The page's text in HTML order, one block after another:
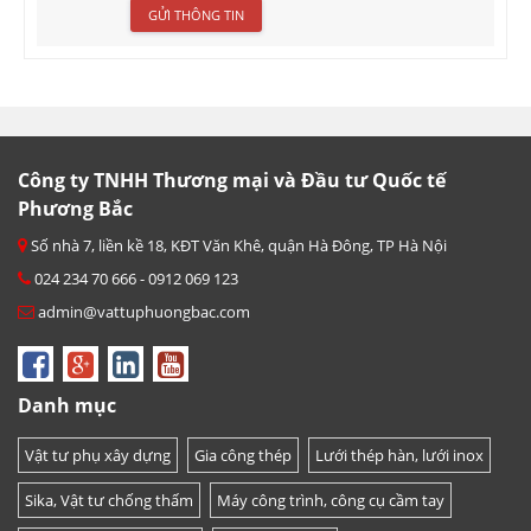
Công ty TNHH Thương mại và Đầu tư Quốc tế
Phương Bắc
Số nhà 7, liền kề 18, KĐT Văn Khê, quận Hà Đông, TP Hà Nội
024 234 70 666 - 0912 069 123
admin@vattuphuongbac.com
Danh mục
Vật tư phụ xây dựng Gia công thép Lưới thép hàn, lưới inox
Sika, Vật tư chống thấm Máy công trình, công cụ cầm tay